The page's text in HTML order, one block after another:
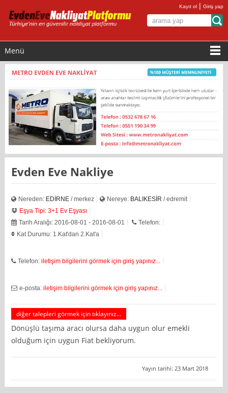
Kayıt ol |Giriş yap
Menü
Evden Eve Nakliye
Nereden: EDİRNE / merkez Nereye: BALIKESİR / edremit
Eşya Tipi: 3+1 Ev Eşyası
Tarih Aralığı: 2016-08-01 - 2016-08-01
Telefon:
Kat Durumu: 1.Kat'dan 2.Kat'a
Telefon:iletişim bilgilerini görmek için giriş yapınız...
e-posta:iletişim bilgilerini görmek için giriş yapınız...
diğer talepleri görmek için tıklayınız...
Dönüşlü taşıma aracı olursa daha uygun olur emekli
olduğum için uygun Fiat bekliyorum.
Yayın tarihi: 23 Mart 2018